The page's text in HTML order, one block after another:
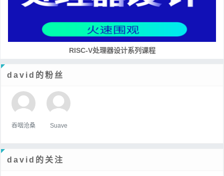
RISC-V处理器设计系列课程
david的粉丝
吞咽沧桑 Suave
david的关注